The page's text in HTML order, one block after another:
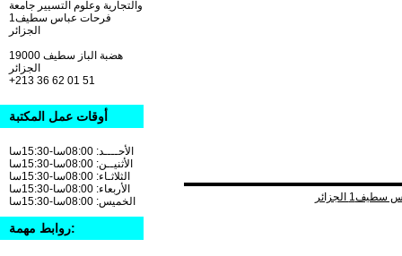
والتجارية وعلوم التسيير جامعة
فرحات عباس سطيف1
الجزائر
19000 هضبة الباز سطيف
+213 36 62 01 51
أوقات عمل المكتبة
الأحــــد: 08:00سا-15:30سا
الأثنيــن: 08:00سا-15:30سا
الثلاثـاء: 08:00سا-15:30سا
الأربعاء: 08:00سا-15:30سا
الخميس: 08:00سا-15:30سا
روابط مهمة: